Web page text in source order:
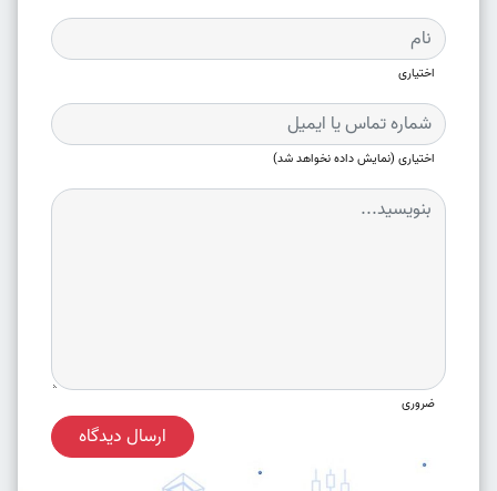
اختیاری
اختیاری (نمایش داده نخواهد شد)
ضروری
ارسال دیدگاه